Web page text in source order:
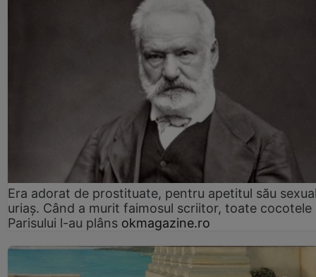
Era adorat de prostituate, pentru apetitul său
uriaș. Când a murit faimosul scriitor, toate cocotele
Parisului l-au plâns okmagazine.ro